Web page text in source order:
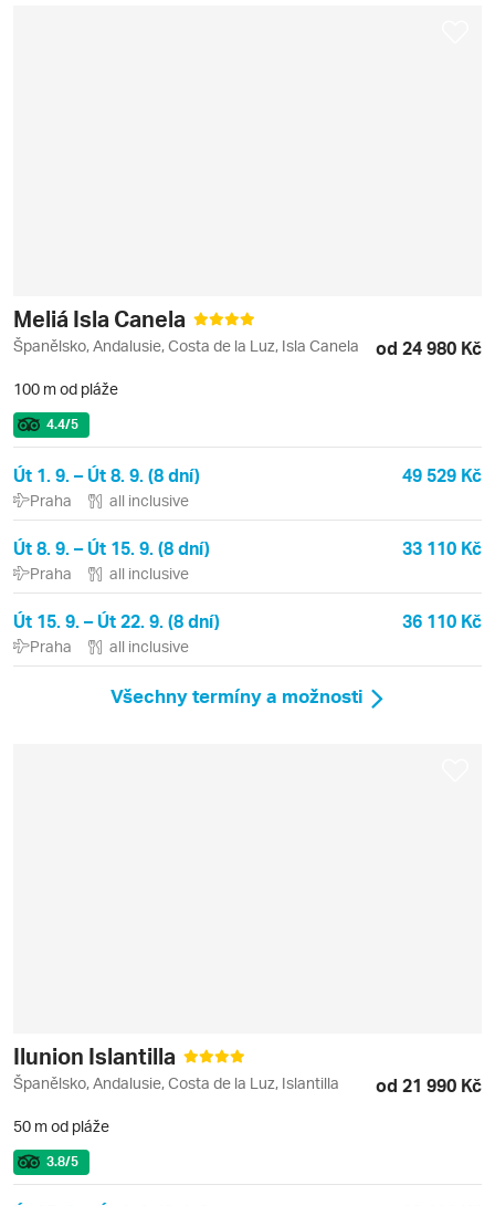
Meliá Isla Canela
Španělsko, Andalusie, Costa de la Luz, Isla Canela od 24 980 Kč
100 m od pláže
4.4/5
Út 1. 9. – Út 8. 9. (8 dní) 49 529 Kč
Praha all inclusive
Út 8. 9. – Út 15. 9. (8 dní) 33 110 Kč
Praha all inclusive
Út 15. 9. – Út 22. 9. (8 dní) 36 110 Kč
Praha all inclusive
Všechny termíny a možnosti
Ilunion Islantilla
Španělsko, Andalusie, Costa de la Luz, Islantilla od 21 990 Kč
50 m od pláže
3.8/5